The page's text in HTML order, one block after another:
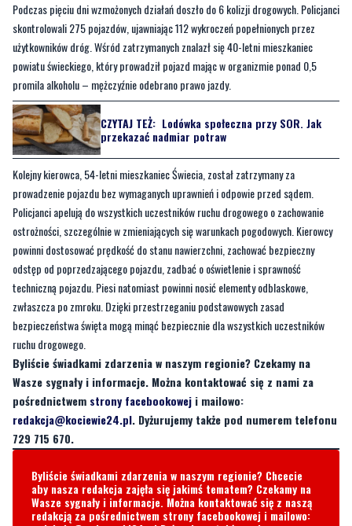
Podczas pięciu dni wzmożonych działań doszło do 6 kolizji drogowych. Policjanci
skontrolowali 275 pojazdów, ujawniając 112 wykroczeń popełnionych przez
użytkowników dróg. Wśród zatrzymanych znalazł się 40-letni mieszkaniec
powiatu świeckiego, który prowadził pojazd mając w organizmie ponad 0,5
promila alkoholu – mężczyźnie odebrano prawo jazdy.
CZYTAJ TEŻ: Lodówka społeczna przy SOR. Jak
przekazać nadmiar potraw
Kolejny kierowca, 54-letni mieszkaniec Świecia, został zatrzymany za
prowadzenie pojazdu bez wymaganych uprawnień i odpowie przed sądem.
Policjanci apelują do wszystkich uczestników ruchu drogowego o zachowanie
ostrożności, szczególnie w zmieniających się warunkach pogodowych. Kierowcy
powinni dostosować prędkość do stanu nawierzchni, zachować bezpieczny
odstęp od poprzedzającego pojazdu, zadbać o oświetlenie i sprawność
techniczną pojazdu. Piesi natomiast powinni nosić elementy odblaskowe,
zwłaszcza po zmroku. Dzięki przestrzeganiu podstawowych zasad
bezpieczeństwa święta mogą minąć bezpiecznie dla wszystkich uczestników
ruchu drogowego.
Byliście świadkami zdarzenia w naszym regionie? Czekamy na
Wasze sygnały i informacje. Można kontaktować się z nami za
pośrednictwem strony facebookowej i mailowo:
redakcja@kociewie24.pl. Dyżurujemy także pod numerem telefonu
729 715 670.
Byliście świadkami zdarzenia w naszym regionie? Chcecie
aby nasza redakcja zajęła się jakimś tematem? Czekamy na
Wasze sygnały i informacje. Można kontaktować się z naszą
redakcją za pośrednictwem strony facebookowej i mailowo: